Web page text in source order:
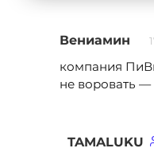
Вениамин
компания
не воровать
TAMALUKU